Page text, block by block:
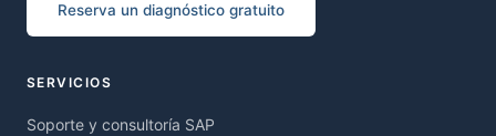
Reserva un diagnóstico gratuito
SERVICIOS
Soporte y consultoría SAP